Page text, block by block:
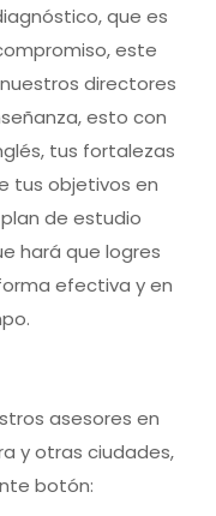
que es
este
directores
esto con
tus fortalezas
tus objetivos en
de estudio
hará que logres
efectiva y en
asesores en
y otras ciudades,
botón: